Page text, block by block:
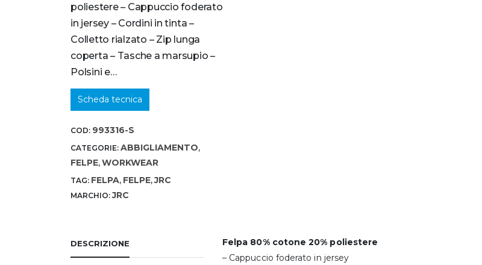
poliestere – Cappuccio foderato
in jersey – Cordini in tinta –
Colletto rialzato – Zip lunga
coperta – Tasche a marsupio –
Polsini e…
Scheda tecnica
COD: 993316-S
CATEGORIE: ABBIGLIAMENTO,
FELPE, WORKWEAR
TAG: FELPA, FELPE,JRC
MARCHIO:JRC
DESCRIZIONE
Felpa 80% cotone 20% poliestere
– Cappuccio foderato in jersey